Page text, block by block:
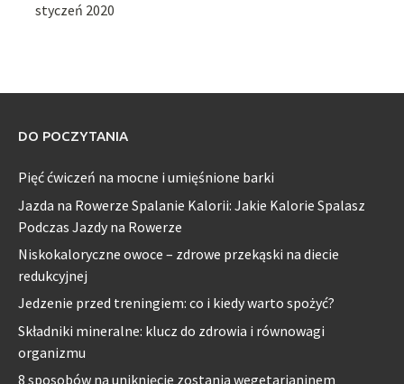
styczeń 2020
DO POCZYTANIA
Pięć ćwiczeń na mocne i umięśnione barki
Jazda na Rowerze Spalanie Kalorii: Jakie Kalorie Spalasz
Podczas Jazdy na Rowerze
Niskokaloryczne owoce – zdrowe przekąski na diecie
redukcyjnej
Jedzenie przed treningiem: co i kiedy warto spożyć?
Składniki mineralne: klucz do zdrowia i równowagi
organizmu
8 sposobów na uniknięcie zostania wegetarianinem